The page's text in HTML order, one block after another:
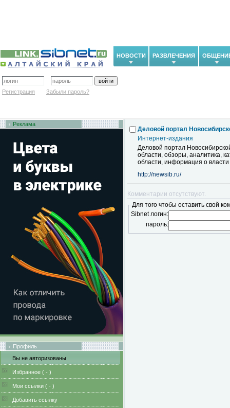
НОВОСТИ РАЗВЛЕЧЕНИЯ
Регистрация Забыли пароль?
Реклама
Профиль
Вы не авторизованы
Избранное ( - )
Мои ссылки ( - )
Добавить ссылку
Деловой портал
Интернет-издания
Деловой портал
области, обзоры, аналитика,
области, информация о
http://newsib.ru/
Комментарии отсутствуют.
Для того чтобы оставить свой
Sibnet логин:
пароль: